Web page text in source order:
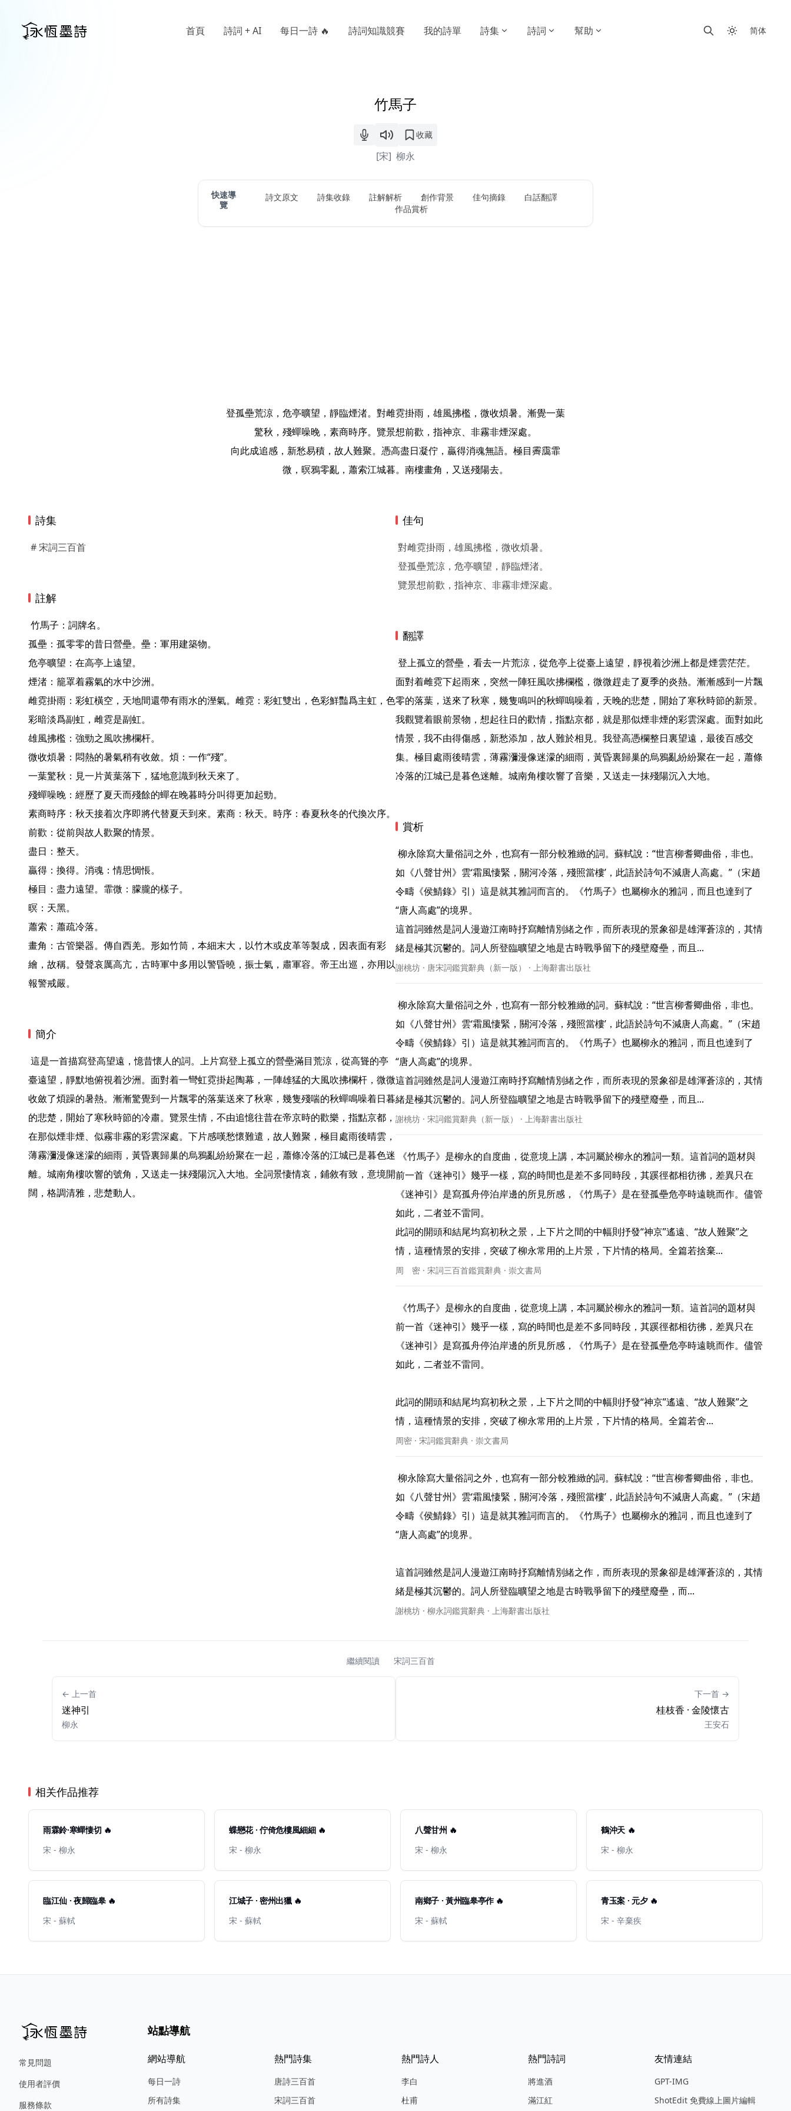
首頁 詩詞 + AI 每日一詩 🔥 詩詞知識競賽 我的詩單 詩集 詩詞 幫助 简体
竹馬子
收藏
[宋] 柳永
快速導
覽
詩文原文 詩集收錄 註解解析 創作背景 佳句摘錄
白話翻譯
作品賞析
登孤壘荒涼，危亭曠望，靜臨煙渚。對雌霓掛雨，雄風拂檻，微收煩暑。漸覺一葉
驚秋，殘蟬噪晚，素商時序。覽景想前歡，指神京、非霧非煙深處。
向此成追感，新愁易積，故人難聚。憑高盡日凝佇，贏得消魂無語。極目霽靄霏
微，暝鴉零亂，蕭索江城暮。南樓畫角，又送殘陽去。
詩集
# 宋詞三百首
註解
孤壘：孤零零的昔日營壘。壘：軍用建築物。
危亭曠望：在高亭上遠望。
煙渚：籠罩着霧氣的水中沙洲。
雌霓掛雨：彩虹橫空，天地間還帶有雨水的溼氣。雌霓：彩虹雙出，色彩鮮豔爲主虹，色
彩暗淡爲副虹，雌霓是副虹。
雄風拂檻：強勁之風吹拂欄杆。
微收煩暑：悶熱的暑氣稍有收斂。煩：一作“殘”。
一葉驚秋：見一片黃葉落下，猛地意識到秋天來了。
殘蟬噪晚：經歷了夏天而殘餘的蟬在晚暮時分叫得更加起勁。
素商時序：秋天接着次序即將代替夏天到來。素商：秋天。時序：春夏秋冬的代換次序。
前歡：從前與故人歡聚的情景。
盡日：整天。
贏得：換得。消魂：情思惆悵。
極目：盡力遠望。霏微：朦朧的樣子。
暝：天黑。
蕭索：蕭疏冷落。
畫角：古管樂器。傳自西羌。形如竹筒，本細末大，以竹木或皮革等製成，因表面有彩
繪，故稱。發聲哀厲高亢，古時軍中多用以警昏曉，振士氣，肅軍容。帝王出巡，亦用以
報警戒嚴。
簡介
臺遠望，靜默地俯視着沙洲。面對着一彎虹霓掛起陶幕，一陣雄猛的大風吹拂欄杆，微微
收斂了煩躁的暑熱。漸漸驚覺到一片飄零的落葉送來了秋寒，幾隻殘喘的秋蟬鳴噪着日暮
的悲楚，開始了寒秋時節的冷肅。覽景生情，不由追憶往昔在帝京時的歡樂，指點京都，
在那似煙非煙、似霧非霧的彩雲深處。下片感嘆愁懷難遣，故人難聚，極目處雨後晴雲，
薄霧瀰漫像迷濛的細雨，黃昏裏歸巢的烏鴉亂紛紛聚在一起，蕭條冷落的江城已是暮色迷
離。城南角樓吹響的號角，又送走一抹殘陽沉入大地。全詞景悽情哀，鋪敘有致，意境開
闊，格調清雅，悲楚動人。
佳句
對雌霓掛雨，雄風拂檻，微收煩暑。
登孤壘荒涼，危亭曠望，靜臨煙渚。
覽景想前歡，指神京、非霧非煙深處。
翻譯
面對着雌霓下起雨來，突然一陣狂風吹拂欄檻，微微趕走了夏季的炎熱。漸漸感到一片飄
零的落葉，送來了秋寒，幾隻鳴叫的秋蟬嗚噪着，天晚的悲楚，開始了寒秋時節的新景。
我觀覽着眼前景物，想起往日的歡情，指點京都，就是那似煙非煙的彩雲深處。面對如此
情景，我不由得傷感，新愁添加，故人難於相見。我登高憑欄整日裏望遠，最後百感交
集。極目處雨後晴雲，薄霧瀰漫像迷濛的細雨，黃昏裏歸巢的烏鴉亂紛紛聚在一起，蕭條
冷落的江城已是暮色迷離。城南角樓吹響了音樂，又送走一抹殘陽沉入大地。
賞析
如《八聲甘州》雲‘霜風悽緊，關河冷落，殘照當樓’，此語於詩句不減唐人高處。”（宋趙
令疇《侯鯖錄》引）這是就其雅詞而言的。《竹馬子》也屬柳永的雅詞，而且也達到了
“唐人高處”的境界。
這首詞雖然是詞人漫遊江南時抒寫離情別緒之作，而所表現的景象卻是雄渾蒼涼的，其情
緒是極其沉鬱的。詞人所登臨曠望之地是古時戰爭留下的殘壁廢壘，而且...
謝桃坊 · 唐宋詞鑑賞辭典（新一版） · 上海辭書出版社
如《八聲甘州》雲‘霜風悽緊，關河冷落，殘照當樓’，此語於詩句不減唐人高處。”（宋趙
令疇《侯鯖錄》引）這是就其雅詞而言的。《竹馬子》也屬柳永的雅詞，而且也達到了
“唐人高處”的境界。
這首詞雖然是詞人漫遊江南時抒寫離情別緒之作，而所表現的景象卻是雄渾蒼涼的，其情
緒是極其沉鬱的。詞人所登臨曠望之地是古時戰爭留下的殘壁廢壘，而且...
謝桃坊 · 宋詞鑑賞辭典（新一版） · 上海辭書出版社
前一首《迷神引》幾乎一樣，寫的時間也是差不多同時段，其蹊徑都相彷彿，差異只在
《迷神引》是寫孤舟停泊岸邊的所見所感，《竹馬子》是在登孤壘危亭時遠眺而作。儘管
如此，二者並不雷同。
此詞的開頭和結尾均寫初秋之景，上下片之間的中幅則抒發“神京”遙遠、“故人難聚”之
情，這種情景的安排，突破了柳永常用的上片景，下片情的格局。全篇若捨棄...
周 密 · 宋詞三百首鑑賞辭典 · 崇文書局
前一首《迷神引》幾乎一樣，寫的時間也是差不多同時段，其蹊徑都相彷彿，差異只在
《迷神引》是寫孤舟停泊岸邊的所見所感，《竹馬子》是在登孤壘危亭時遠眺而作。儘管
如此，二者並不雷同。
此詞的開頭和結尾均寫初秋之景，上下片之間的中幅則抒發“神京”遙遠、“故人難聚”之
情，這種情景的安排，突破了柳永常用的上片景，下片情的格局。全篇若舍...
周密 · 宋詞鑑賞辭典 · 崇文書局
如《八聲甘州》雲‘霜風悽緊，關河冷落，殘照當樓’，此語於詩句不減唐人高處。”（宋趙
令疇《侯鯖錄》引）這是就其雅詞而言的。《竹馬子》也屬柳永的雅詞，而且也達到了
“唐人高處”的境界。
這首詞雖然是詞人漫遊江南時抒寫離情別緒之作，而所表現的景象卻是雄渾蒼涼的，其情
緒是極其沉鬱的。詞人所登臨曠望之地是古時戰爭留下的殘壁廢壘，而...
謝桃坊 · 柳永詞鑑賞辭典 · 上海辭書出版社
繼續閱讀 宋詞三百首
← 上一首
迷神引
柳永
下一首 →
桂枝香 · 金陵懷古
王安石
相关作品推荐
雨霖鈴·寒蟬悽切 🔥
宋 - 柳永
蝶戀花 · 佇倚危樓風細細 🔥
宋 - 柳永
八聲甘州 🔥
宋 - 柳永
鶴沖天 🔥
宋 - 柳永
臨江仙 · 夜歸臨皋 🔥
宋 - 蘇軾
江城子 · 密州出獵 🔥
宋 - 蘇軾
南鄉子 · 黃州臨皋亭作 🔥
宋 - 蘇軾
青玉案 · 元夕 🔥
宋 - 辛棄疾
常見問題
使用者評價
服務條款
站點導航
網站導航
每日一詩
所有詩集
熱門詩集
唐詩三百首
宋詞三百首
熱門詩人
李白
杜甫
熱門詩詞
將進酒
滿江紅
友情連結
GPT-IMG
ShotEdit 免費線上圖片編輯